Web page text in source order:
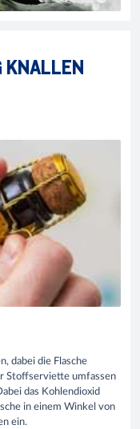
KNALLEN
dabei die Flasche
Stoffserviette umfassen
das Kohlendioxid
in einem Winkel von
ein.